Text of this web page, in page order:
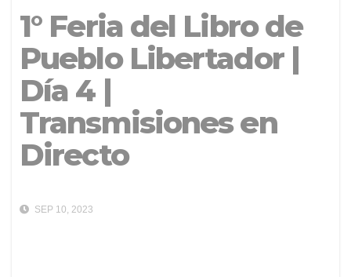
1° Feria del Libro de
Pueblo Libertador |
Día 4 |
Transmisiones en
Directo
SEP 10, 2023